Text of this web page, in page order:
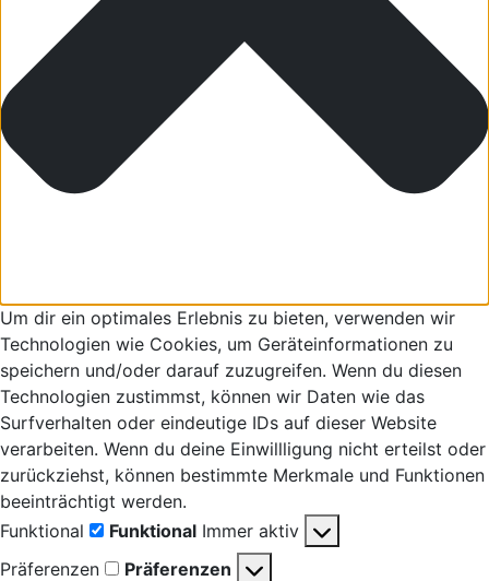
Um dir ein optimales Erlebnis zu bieten, verwenden wir
Technologien wie Cookies, um Geräteinformationen zu
speichern und/oder darauf zuzugreifen. Wenn du diesen
Technologien zustimmst, können wir Daten wie das
Surfverhalten oder eindeutige IDs auf dieser Website
verarbeiten. Wenn du deine Einwillligung nicht erteilst oder
zurückziehst, können bestimmte Merkmale und Funktionen
beeinträchtigt werden.
Funktional
Funktional Immer aktiv
Präferenzen
Präferenzen